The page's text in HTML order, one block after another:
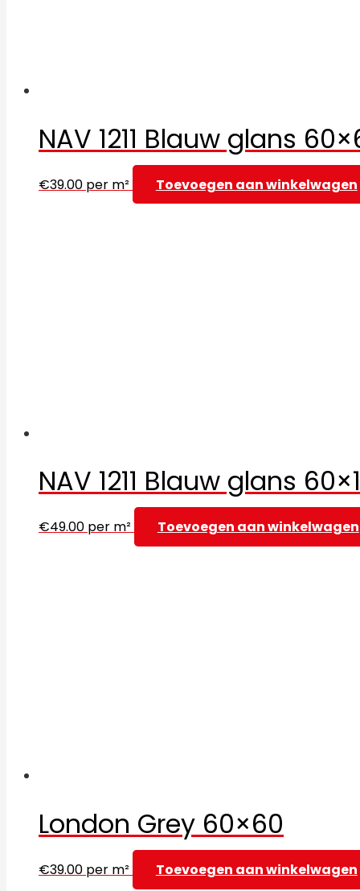
NAV 1211 Blauw glans
€39.00 per m² Toevoegen aan winkelwagen
NAV 1211 Blauw glans
€49.00 per m² Toevoegen aan winkelwagen
London Grey 60×60
€39.00 per m² Toevoegen aan winkelwagen